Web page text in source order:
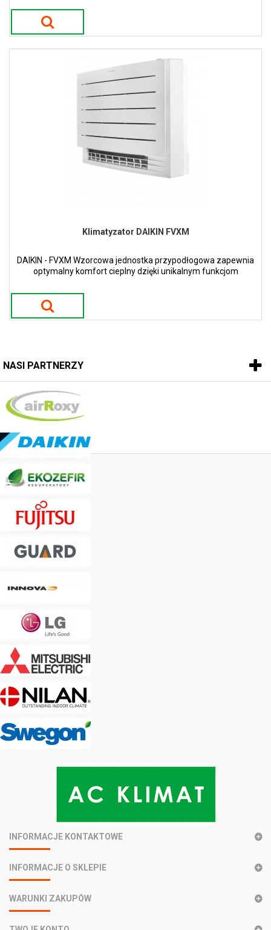
Klimatyzator DAIKIN FVXM
DAIKIN - FVXM Wzorcowa jednostka przypodłogowa zapewnia
optymalny komfort cieplny dzięki unikalnym funkcjom
NASI PARTNERZY
INFORMACJE KONTAKTOWE
INFORMACJE O SKLEPIE
WARUNKI ZAKUPÓW